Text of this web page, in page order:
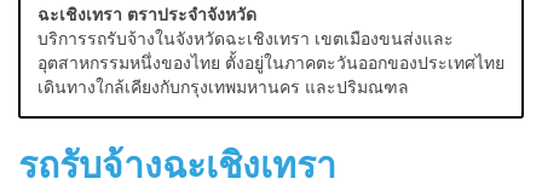
ฉะเชิงเทรา ตราประจำจังหวัด
บริการรถรับจ้างในจังหวัดฉะเชิงเทรา เขตเมืองขนส่งและ
อุตสาหกรรมหนึ่งของไทย ตั้งอยู่ในภาคตะวันออกของประเทศไทย
เดินทางใกล้เคียงกับกรุงเทพมหานคร และปริมณฑล
รถรับจ้างฉะเชิงเทรา